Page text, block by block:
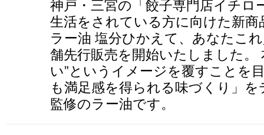
神戸・三宮の「餃子専門店イチロ
生活をされている方に向けた新商
ラー油 塩分ひかえて、あなたこ
舗先行販売を開始いたしました。
い”というイメージを覆すことを
も満足感を得られる味づくり」
監修のラー油です。